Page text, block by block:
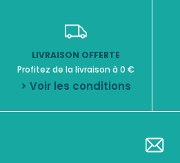
LIVRAISON OFFERTE
Profitez de la livraison à 0 €
> Voir les conditions